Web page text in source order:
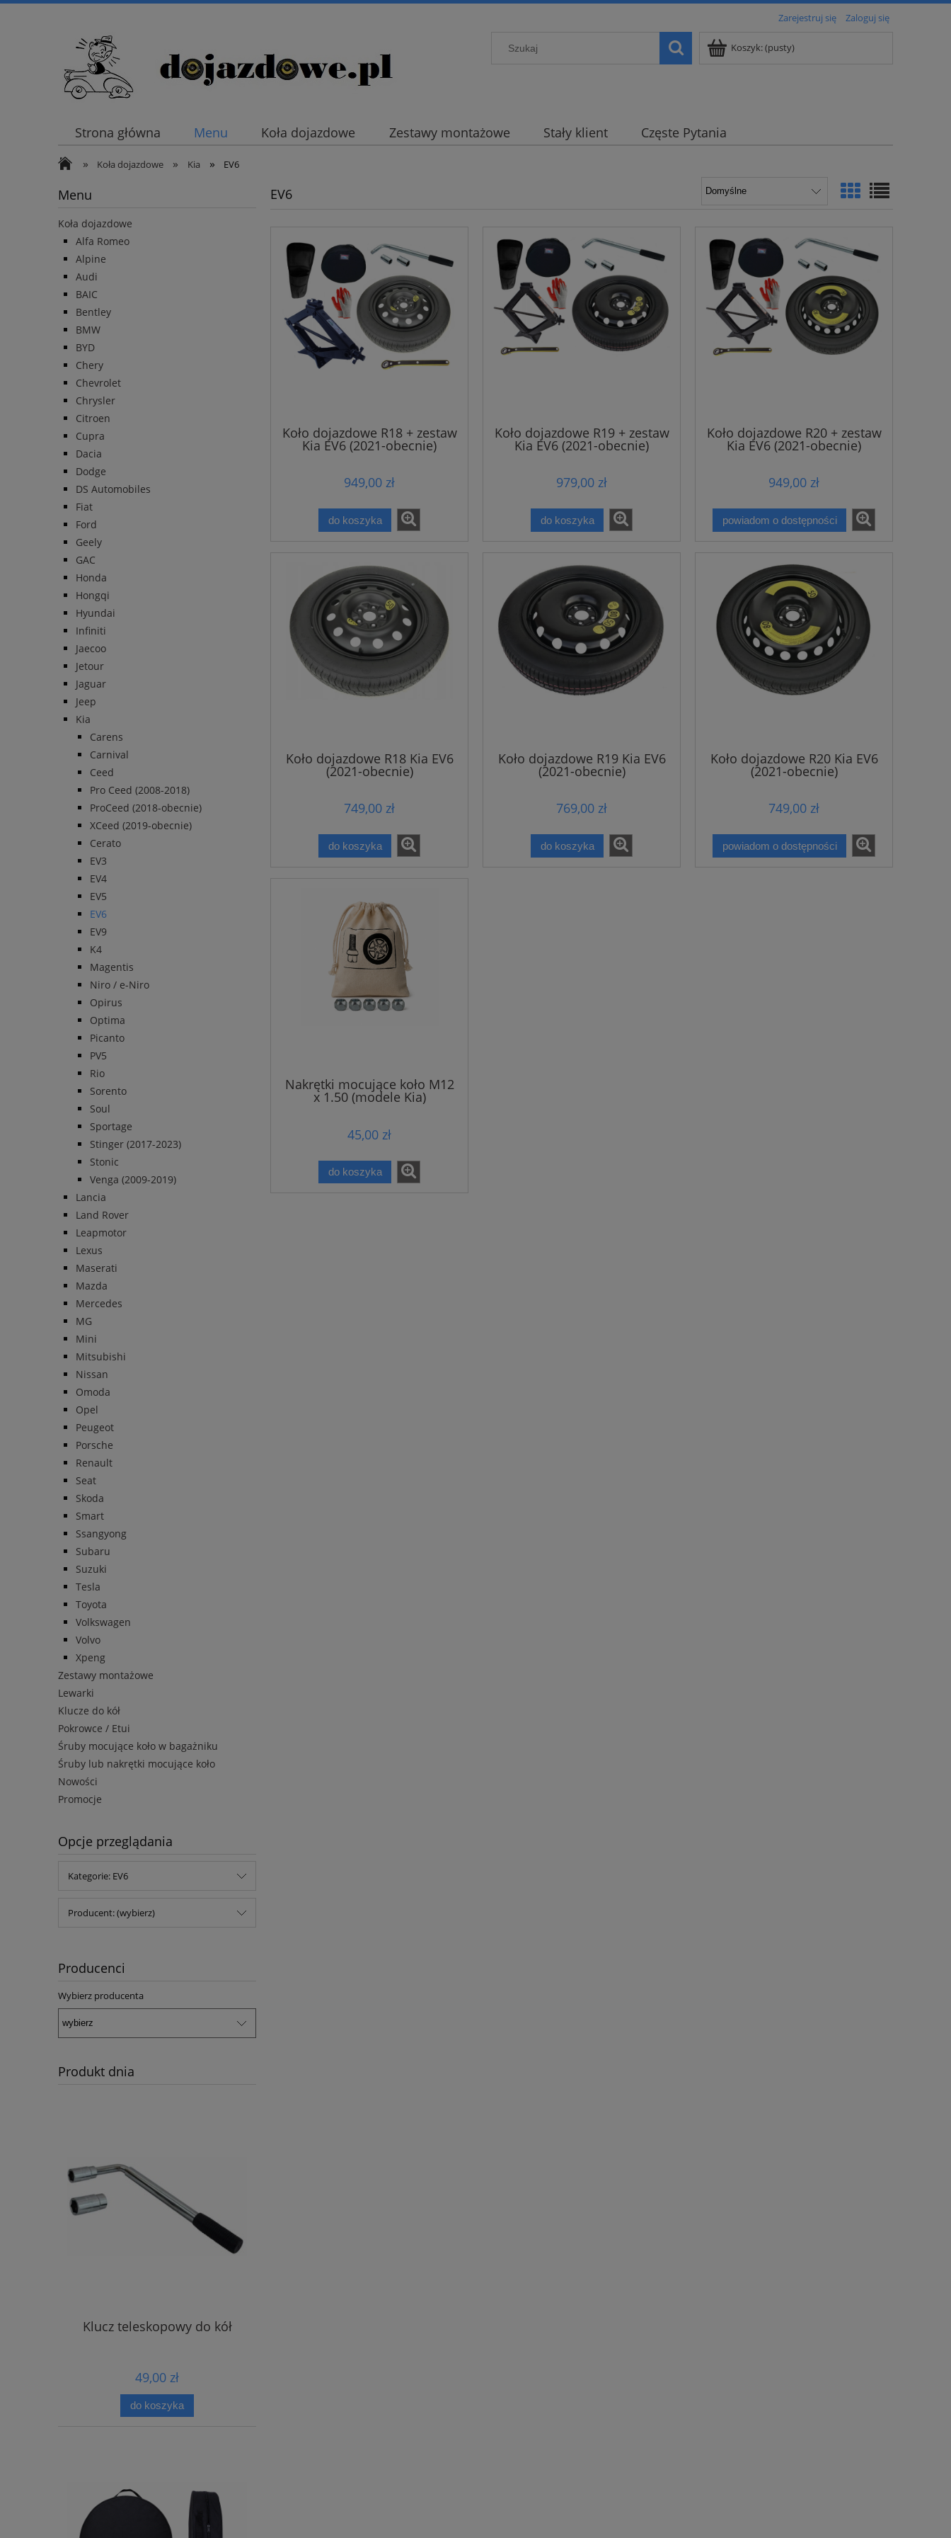
Zarejestruj się Zaloguj się
Koszyk:(pusty)
Strona główna Menu Koła dojazdowe Zestawy montażowe Stały klient Częste Pytania
» Koła dojazdowe » Kia » EV6
Menu
Koła dojazdowe
Alfa Romeo
Alpine
Audi
BAIC
Bentley
BMW
BYD
Chery
Chevrolet
Chrysler
Citroen
Cupra
Dacia
Dodge
DS Automobiles
Fiat
Ford
Geely
GAC
Honda
Hongqi
Hyundai
Infiniti
Jaecoo
Jetour
Jaguar
Jeep
Kia
Carens
Carnival
Ceed
Pro Ceed (2008-2018)
ProCeed (2018-obecnie)
XCeed (2019-obecnie)
Cerato
EV3
EV4
EV5
EV6
EV9
K4
Magentis
Niro / e-Niro
Opirus
Optima
Picanto
PV5
Rio
Sorento
Soul
Sportage
Stinger (2017-2023)
Stonic
Venga (2009-2019)
Lancia
Land Rover
Leapmotor
Lexus
Maserati
Mazda
Mercedes
MG
Mini
Mitsubishi
Nissan
Omoda
Opel
Peugeot
Porsche
Renault
Seat
Skoda
Smart
Ssangyong
Subaru
Suzuki
Tesla
Toyota
Volkswagen
Volvo
Xpeng
Zestawy montażowe
Lewarki
Klucze do kół
Pokrowce / Etui
Śruby mocujące koło w bagażniku
Śruby lub nakrętki mocujące koło
Nowości
Promocje
Opcje przeglądania
Kategorie: EV6
Producent: (wybierz)
Producenci
Wybierz producenta
Produkt dnia
Klucz teleskopowy do kół
49,00 zł
do koszyka
EV6
Koło dojazdowe R18 + zestaw
Kia EV6 (2021-obecnie)
949,00 zł
do koszyka
Koło dojazdowe R19 + zestaw
Kia EV6 (2021-obecnie)
979,00 zł
do koszyka
Koło dojazdowe R20 + zestaw
Kia EV6 (2021-obecnie)
949,00 zł
powiadom o dostępności
Koło dojazdowe R18 Kia EV6
(2021-obecnie)
749,00 zł
do koszyka
Koło dojazdowe R19 Kia EV6
(2021-obecnie)
769,00 zł
do koszyka
Koło dojazdowe R20 Kia EV6
(2021-obecnie)
749,00 zł
powiadom o dostępności
Nakrętki mocujące koło M12
x 1.50 (modele Kia)
45,00 zł
do koszyka